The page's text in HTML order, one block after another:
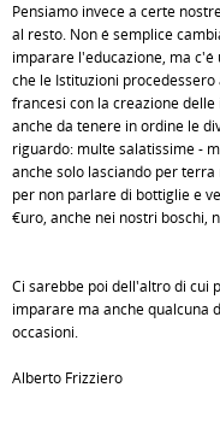
Pensiamo invece a certe
al resto. Non é semplice
imparare l'educazione, ma
che le Istituzioni
francesi con la creazione
anche da tenere in ordine le
riguardo: multe salatissime -
anche solo lasciando per
per non parlare di bottiglie e
€uro, anche nei nostri boschi,
Ci sarebbe poi dell'altro di cui
imparare ma anche qualcuna
occasioni.
Alberto Frizziero